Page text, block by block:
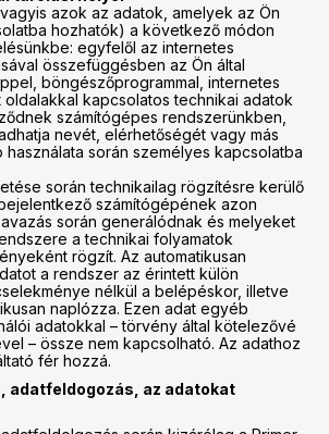
azok az adatok, amelyek az Ön
hozhatók) a következő módon
egyfelől az internetes
összefüggésben az Ön által
böngészőprogrammal, internetes
oldalakkal kapcsolatos technikai adatok
számítógépes rendszerünkben,
nevét, elérhetőségét vagy más
használata során személyes kapcsolatba
során technikailag rögzítésre kerülő
számítógépének azon
során generálódnak és melyeket
a technikai folyamatok
rögzít. Az automatikusan
a rendszer az érintett külön
nélkül a belépéskor, illetve
naplózza. Ezen adat egyéb
adatokkal – törvény által kötelezővé
– össze nem kapcsolható. Az adathoz
fér hozzá.
adatfeldogozás, az adatokat